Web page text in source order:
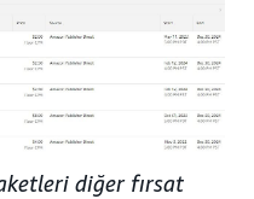
diğer fırsat